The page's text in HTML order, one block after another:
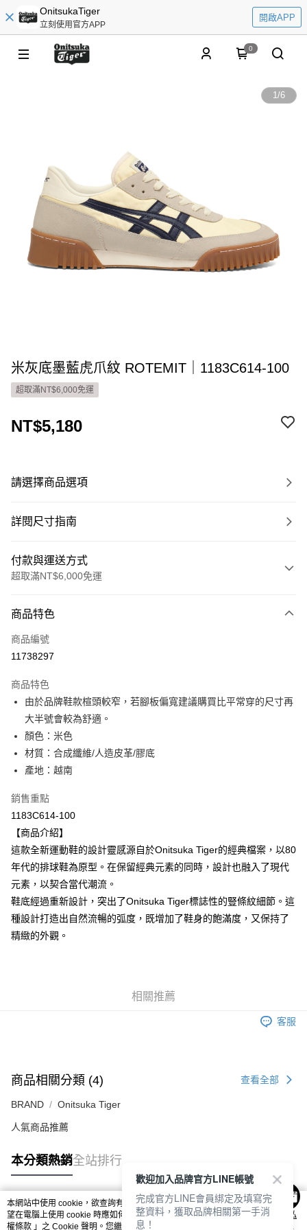
OnitsukaTiger
立刻使用官方APP
開啟APP
0
1/6
米灰底墨藍虎爪紋 ROTEMIT｜1183C614-100
超取滿NT$6,000免運
NT$5,180
請選擇商品選項
詳閱尺寸指南
付款與運送方式
超取滿NT$6,000免運
信用卡一次付款
超商取貨付款
運送方式
全家取貨付款
每筆NT$80，滿NT$6,000(含以上)免運費
付款後全家取貨
每筆NT$80，滿NT$6,000(含以上)免運費
萊爾富取貨付款
每筆NT$80，滿NT$6,000(含以上)免運費
付款後萊爾富取貨
每筆NT$80，滿NT$6,000(含以上)免運費
7-11取貨付款
每筆NT$80，滿NT$6,000(含以上)免運費
商品特色
商品編號
11738297
商品特色
由於品牌鞋款楦頭較窄，若腳板偏寬建議購買比平常穿的尺寸再
大半號會較為舒適。
顏色：米色
材質：合成纖維/人造皮革/膠底
產地：越南
銷售重點
1183C614-100
【商品介紹】
這款全新運動鞋的設計靈感源自於Onitsuka Tiger的經典檔案，以80
年代的排球鞋為原型。在保留經典元素的同時，設計也融入了現代
元素，以契合當代潮流。
鞋底經過重新設計，突出了Onitsuka Tiger標誌性的豎條紋細節。這
種設計打造出自然流暢的弧度，既增加了鞋身的飽滿度，又保持了
精緻的外觀。
相關推薦
客服
商品相關分類 (4) 查看全部
BRAND Onitsuka Tiger
人氣商品推薦
本分類熱銷全站排行
熱門標籤
本網站中使用 cookie，欲查詢有關本網站使用 cookie 方式之詳情，及若您不希
望在電腦上使用 cookie 時應如何變更電腦的 cookie 設定，請參閱本網站「
隱私
權條款 」之 Cookie 聲明。您繼續使用本網站即表示您同意本公司得按本網站使
歡迎加入品牌官方LINE帳號
完成官方LINE會員綁定及填寫完
整資料，獲取品牌相關第一手消
息！